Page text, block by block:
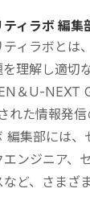
ィラボ 編集
ィラボとは
理解し適切
＆U-NEXT
れた情報発信
編集部には、
ンジニア、
ど、さまざ